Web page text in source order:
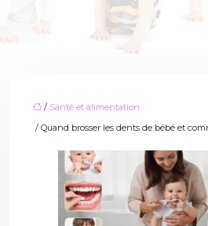
/ Santé et alimentation
/ Quand brosser les dents de bébé et